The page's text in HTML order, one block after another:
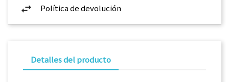
Política de devolución
Detalles del producto